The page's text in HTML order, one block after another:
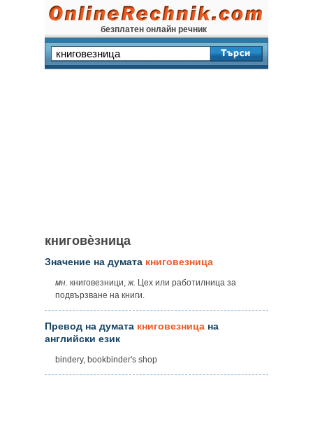
безплатен онлайн речник
книговѐзница
Значение на думата книговезница
мн. книговезници,ж. Цех или работилница за
подвързване на книги.
Превод на думата книговезница на
английски език
bindery, bookbinder's shop